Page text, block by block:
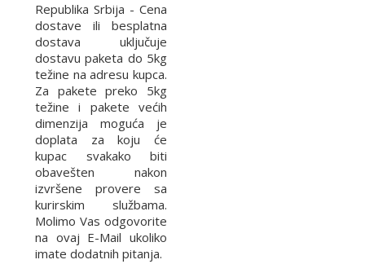
Republika Srbija - Cena
dostave ili besplatna
dostava uključuje
dostavu paketa do 5kg
težine na adresu kupca.
Za pakete preko 5kg
težine i pakete većih
dimenzija moguća je
doplata za koju će
kupac svakako biti
obavešten nakon
izvršene provere sa
kurirskim službama.
Molimo Vas odgovorite
na ovaj E-Mail ukoliko
imate dodatnih pitanja.